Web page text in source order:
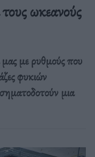
ωκεανούς
με ρυθμούς που
φυκιών
μια